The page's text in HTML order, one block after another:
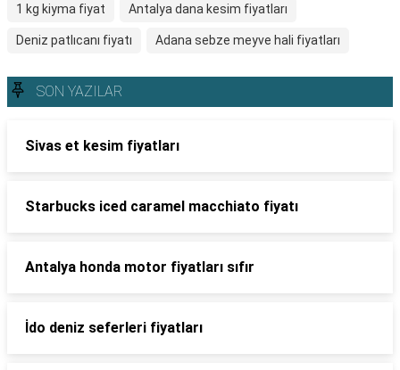
1 kg kiyma fiyat Antalya dana kesim fiyatları
Deniz patlıcanı fiyatı Adana sebze meyve hali fiyatları
SON YAZILAR
Sivas et kesim fiyatları
Starbucks iced caramel macchiato fiyatı
Antalya honda motor fiyatları sıfır
İdo deniz seferleri fiyatları